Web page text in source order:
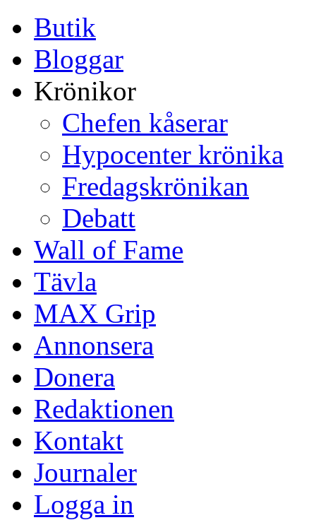
Butik
Bloggar
Krönikor
Chefen kåserar
Hypocenter krönika
Fredagskrönikan
Debatt
Wall of Fame
Tävla
MAX Grip
Annonsera
Donera
Redaktionen
Kontakt
Journaler
Logga in